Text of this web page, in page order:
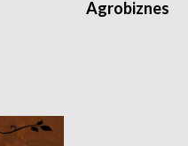
Agrobiznes